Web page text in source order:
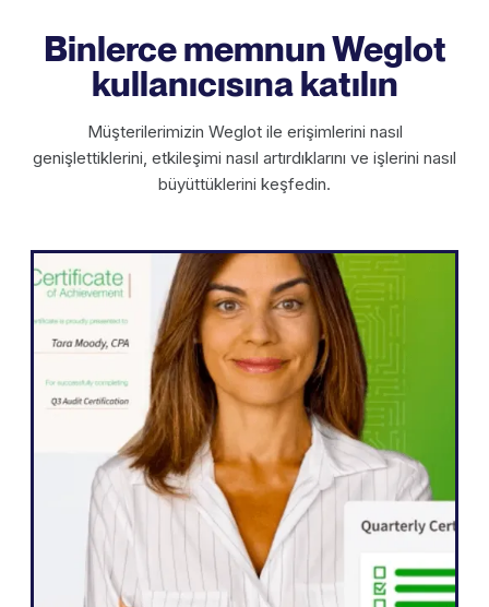
Binlerce memnun Weglot
kullanıcısına katılın
Müşterilerimizin Weglot ile erişimlerini nasıl
genişlettiklerini, etkileşimi nasıl artırdıklarını ve işlerini nasıl
büyüttüklerini keşfedin.
WordPress
Weglot web sitemizi hızlı bir şekilde beş
dile genişletmemizi sağladı. İçeriğimizle
etkileşime geçmek için her zamankinden
daha istekli olan uluslararası kitlemizin
etkileşiminde şimdiden önemli gelişmeler
gördük."